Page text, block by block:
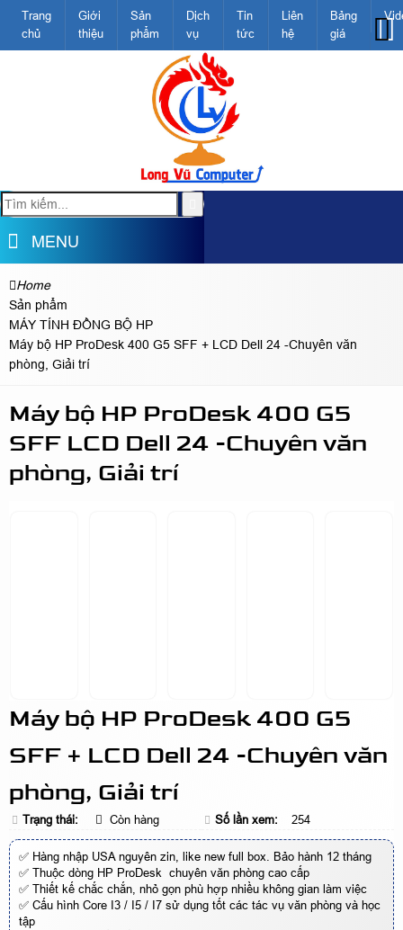
Trang
chủ
Giới
thiệu
Sản
phẩm
Dịch
vụ
Tin
tức
Liên
hệ
Bảng
giá
MENU
Home
Sản phẩm
MÁY TÍNH ĐỒNG BỘ HP
Máy bộ HP ProDesk 400 G5 SFF + LCD Dell 24 -Chuyên văn
phòng, Giải trí
Máy bộ HP ProDesk 400 G5
SFF LCD Dell 24 -Chuyên văn
phòng, Giải trí
Máy bộ HP ProDesk 400 G5
SFF + LCD Dell 24 -Chuyên văn
phòng, Giải trí
Trạng thái: Còn hàng Số lần xem: 254
✅ Hàng nhập USA nguyên zin, like new full box. Bảo hành 12 tháng
✅ Thuộc dòng HP ProDesk chuyên văn phòng cao cấp
✅ Thiết kế chắc chắn, nhỏ gọn phù hợp nhiều không gian làm việc
✅ Cấu hình Core I3 / I5 / I7 sử dụng tốt các tác vụ văn phòng và học
tập